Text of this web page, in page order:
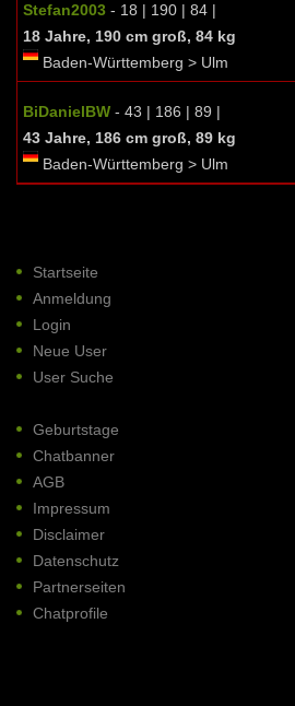
Stefan2003 - 18 | 190 | 84 |
18 Jahre, 190 cm groß, 84 kg
Baden-Württemberg > Ulm
BiDanielBW - 43 | 186 | 89 |
43 Jahre, 186 cm groß, 89 kg
Baden-Württemberg > Ulm
Startseite
Anmeldung
Login
Neue User
User Suche
Geburtstage
Chatbanner
AGB
Impressum
Disclaimer
Datenschutz
Partnerseiten
Chatprofile